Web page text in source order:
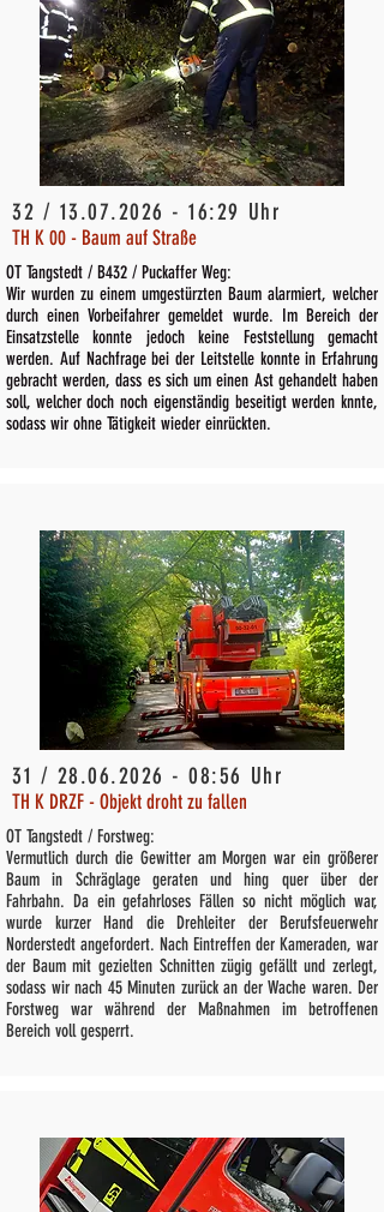
32 / 13.07.2026 - 16:29 Uhr
TH K 00 - Baum auf Straße
OT Tangstedt / B432 / Puckaffer Weg:
Wir wurden zu einem umgestürzten Baum alarmiert, welcher
durch einen Vorbeifahrer gemeldet wurde. Im Bereich der
Einsatzstelle konnte jedoch keine Feststellung gemacht
werden. Auf Nachfrage bei der Leitstelle konnte in Erfahrung
gebracht werden, dass es sich um einen Ast gehandelt haben
soll, welcher doch noch eigenständig beseitigt werden knnte,
sodass wir ohne Tätigkeit wieder einrückten.
31 / 28.06.2026 - 08:56 Uhr
TH K DRZF - Objekt droht zu fallen
OT Tangstedt / Forstweg:
Vermutlich durch die Gewitter am Morgen war ein größerer
Baum in Schräglage geraten und hing quer über der
Fahrbahn. Da ein gefahrloses Fällen so nicht möglich war,
wurde kurzer Hand die Drehleiter der Berufsfeuerwehr
Norderstedt angefordert. Nach Eintreffen der Kameraden, war
der Baum mit gezielten Schnitten zügig gefällt und zerlegt,
sodass wir nach 45 Minuten zurück an der Wache waren. Der
Forstweg war während der Maßnahmen im betroffenen
Bereich voll gesperrt.